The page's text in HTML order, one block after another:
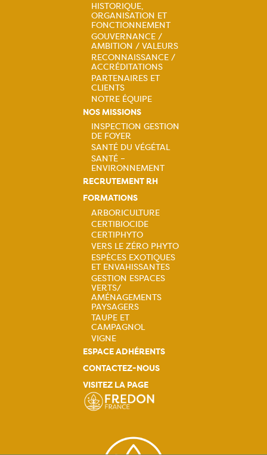
Navigation
principale
HISTORIQUE,
ORGANISATION ET
FONCTIONNEMENT
GOUVERNANCE /
AMBITION / VALEURS
RECONNAISSANCE /
ACCRÉDITATIONS
PARTENAIRES ET
CLIENTS
NOTRE ÉQUIPE
NOS MISSIONS
Navigation
principale
INSPECTION GESTION
DE FOYER
SANTÉ DU VÉGÉTAL
SANTÉ –
ENVIRONNEMENT
RECRUTEMENT RH
FORMATIONS
Navigation
principale
ARBORICULTURE
CERTIBIOCIDE
CERTIPHYTO
VERS LE ZÉRO PHYTO
ESPÈCES EXOTIQUES
ET ENVAHISSANTES
GESTION ESPACES
VERTS/
AMÉNAGEMENTS
PAYSAGERS
TAUPE ET
CAMPAGNOL
VIGNE
ESPACE ADHÉRENTS
CONTACTEZ-NOUS
VISITEZ LA PAGE